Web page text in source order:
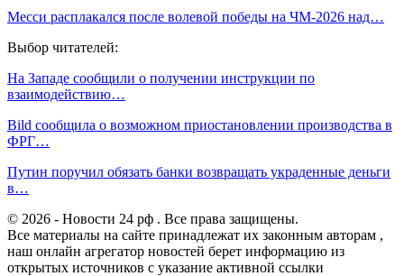
Месси расплакался после волевой победы на ЧМ-2026 над…
Выбор читателей:
На Западе сообщили о получении инструкции по
взаимодействию…
Bild сообщила о возможном приостановлении производства в
ФРГ…
Путин поручил обязать банки возвращать украденные деньги
в…
© 2026 - Новости 24 рф . Все права защищены.
Все материалы на сайте принадлежат их законным авторам ,
наш онлайн агрегатор новостей берет информацию из
открытых источников с указание активной ссылки